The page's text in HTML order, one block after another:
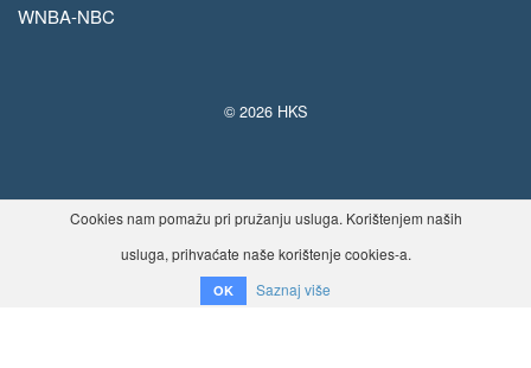
WNBA-NBC
© 2026 HKS
Cookies nam pomažu pri pružanju usluga. Korištenjem naših
usluga, prihvaćate naše korištenje cookies-a.
OK Saznaj više